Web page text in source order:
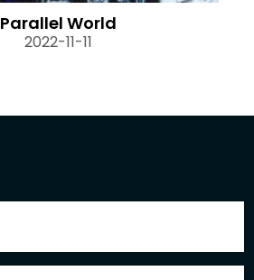
Parallel World
2022-11-11